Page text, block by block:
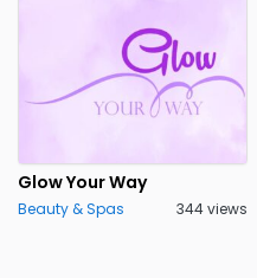
Glow Your Way
Beauty & Spas 344 views